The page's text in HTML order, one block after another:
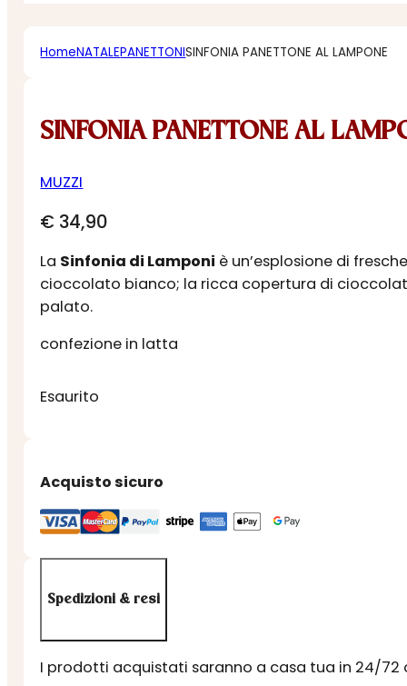
HomeNATALEPANETTONISINFONIA PANETTONE AL LAMPONE
SINFONIA PANETTONE AL
MUZZI
€ 34,90
La Sinfonia di Lamponi è un’esplosione di
cioccolato bianco; la ricca copertura di
palato.
confezione in latta
Esaurito
Acquisto sicuro
Spedizioni & resi
I prodotti acquistati saranno a casa tua in 24/72